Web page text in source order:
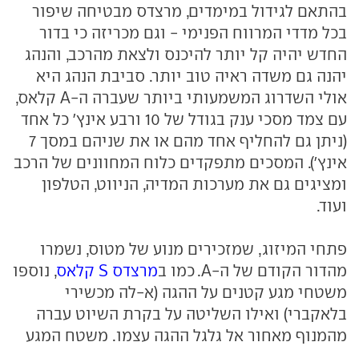
בהתאם לגידול במימדים, מרצדס מבטיחה שיפור
בכל מדדי המרווח הפנימי - וגם מכריזה כי בדור
החדש יהיה קל יותר להיכנס ולצאת מהרכב, והנהג
יהנה גם משדה ראיה טוב יותר. סביבת הנהג היא
אולי השדרוג המשמעותי ביותר שעברה ה-A קלאס,
עם צמד מסכי ענק בגודל של 10 ורבע אינץ' כל אחד
(ניתן גם להחליף אחד מהם או את שניהם במסך 7
אינץ'). המסכים מתפקדים כלוח המחוונים של הרכב
ומציגים גם את מערכות המדיה, הניווט, הטלפון
ועוד.
פתחי המיזוג, שמזכירים מנוע של מטוס, נשמרו
מהדור הקודם של ה-A. כמו ב
מרצדס S קלאס
, נוספו
משטחי מגע קטנים על ההגה (א-לה מכשירי
בלאקברי) ואילו השליטה על בקרת השיוט עברה
מהמנוף מאחור אל גלגל ההגה עצמו. משטח המגע